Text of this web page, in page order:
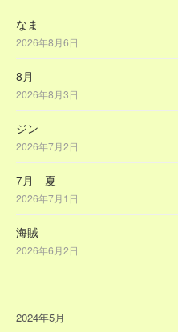
なま
2026年8月6日
8月
2026年8月3日
ジン
2026年7月2日
7月 夏
2026年7月1日
海賊
2026年6月2日
2024年5月